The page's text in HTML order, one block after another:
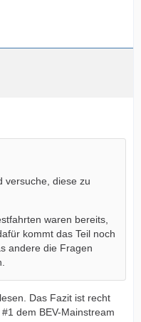
versuche, diese zu
waren bereits,
kommt das Teil noch
andere die Fragen
Das Fazit ist recht
dem BEV-Mainstream